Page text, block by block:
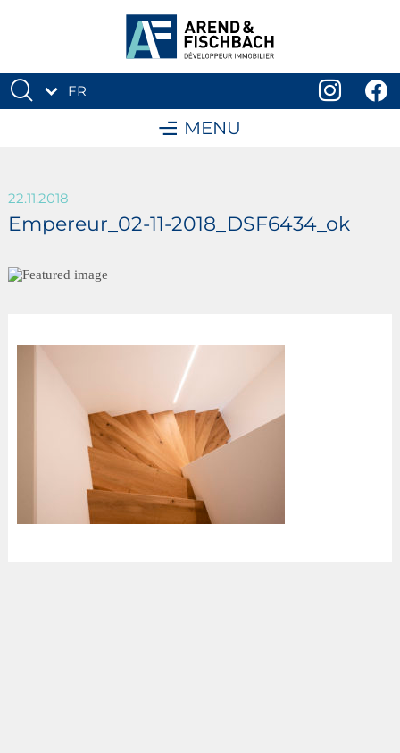
FR
MENU
22.11.2018
Empereur_02-11-2018_DSF6434_ok